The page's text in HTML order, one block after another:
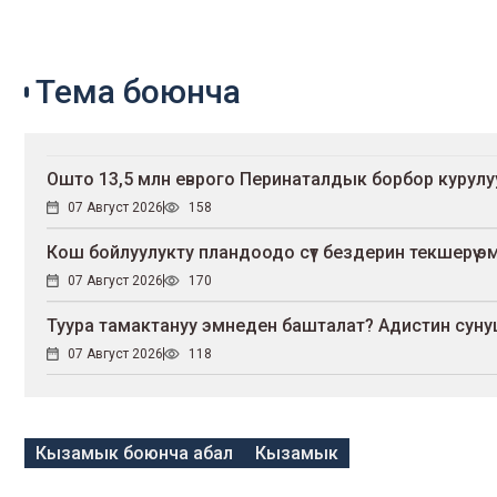
Тема боюнча
Ошто 13,5 млн еврого Перинаталдык борбор
07 Август 2026 158
Кош бойлуулукту пландоодо сүт бездерин текшерүү
07 Август 2026 170
Туура тамактануу эмнеден башталат? Адистин
07 Август 2026 118
Кызамык боюнча абал Кызамык